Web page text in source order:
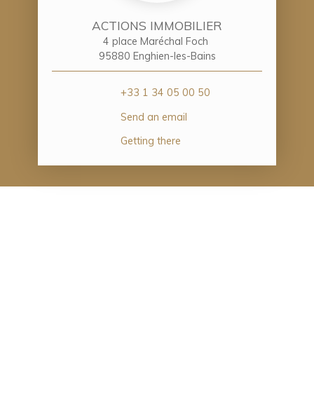
ACTIONS IMMOBILIER
4 place Maréchal Foch
95880 Enghien-les-Bains
+33 1 34 05 00 50
Send an email
Getting there